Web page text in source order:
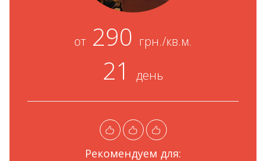
от 290 грн./кв.м.
21 день
Рекомендуем для: